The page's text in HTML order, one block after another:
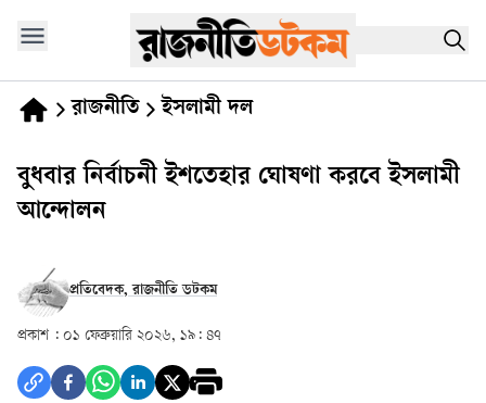
রাজনীতি ইসলামী দল
বুধবার নির্বাচনী ইশতেহার ঘোষণা করবে ইসলামী
আন্দোলন
প্রতিবেদক, রাজনীতি ডটকম
প্রকাশ : ০১ ফেব্রুয়ারি ২০২৬, ১৯: ৪৭